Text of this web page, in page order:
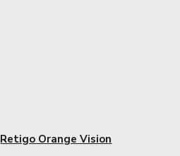
Retigo Orange Vision